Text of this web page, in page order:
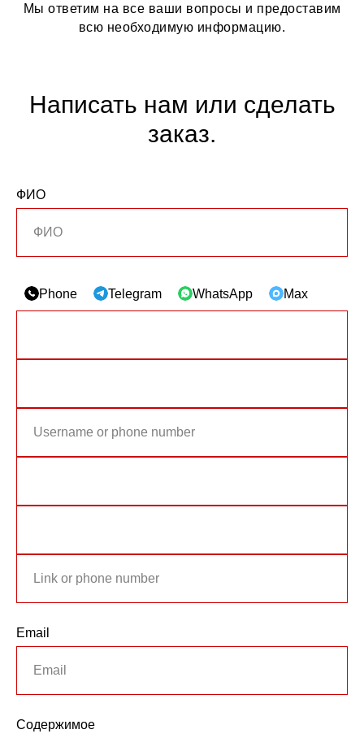
Мы ответим на все ваши вопросы и предоставим
всю необходимую информацию.
Написать нам или сделать
заказ.
ФИО
Phone Telegram WhatsApp Max
Email
Содержимое